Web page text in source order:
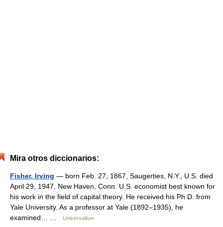
Mira otros diccionarios:
Fisher, Irving — born Feb. 27, 1867, Saugerties, N.Y., U.S. died
April 29, 1947, New Haven, Conn. U.S. economist best known for
his work in the field of capital theory. He received his Ph.D. from
Yale University. As a professor at Yale (1892–1935), he
examined… …
Universalium